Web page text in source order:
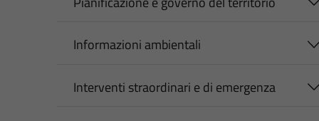
Informazioni ambientali
Interventi straordinari e di emergenza